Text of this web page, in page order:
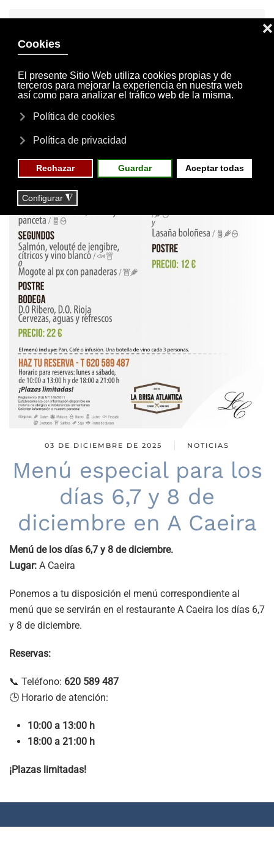
INVITACIONES
MI CUENTA
03 DE DICIEMBRE DE 2025 NOTICIAS
Menú especial para los
días 6,7 y 8 de
diciembre en A Caeira
Menú de los días 6,7 y 8 de diciembre.
Lugar: A Caeira
Ponemos a tu disposición el menú correspondiente al
menú que se servirán en el restaurante A Caeira los días 6,7
y 8 de diciembre.
Reservas:
📞 Teléfono: 620 589 487
🕒 Horario de atención:
10:00 a 13:00 h
18:00 a 21:00 h
¡Plazas limitadas!